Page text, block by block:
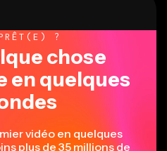
?
chose
en quelques
vidéo en quelques
plus de 35 millions de